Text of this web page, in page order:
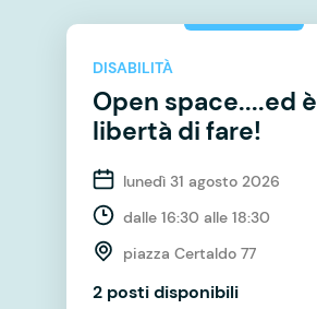
DISABILITÀ
Open space....ed è
libertà di fare!
lunedì 31 agosto 2026
dalle 16:30 alle 18:30
piazza Certaldo 77
2 posti disponibili